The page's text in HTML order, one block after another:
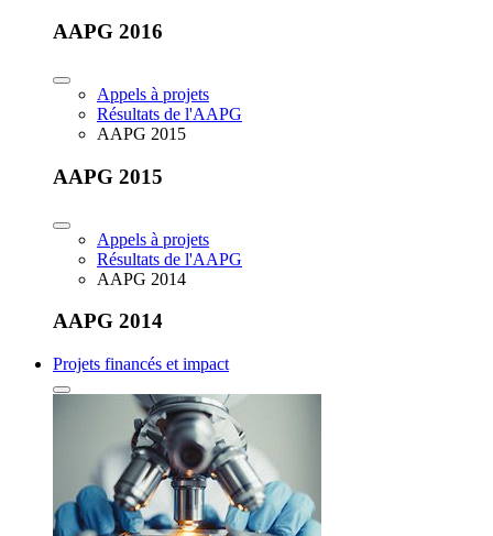
AAPG 2016
Appels à projets
Résultats de l'AAPG
AAPG 2015
AAPG 2015
Appels à projets
Résultats de l'AAPG
AAPG 2014
AAPG 2014
Projets financés et impact